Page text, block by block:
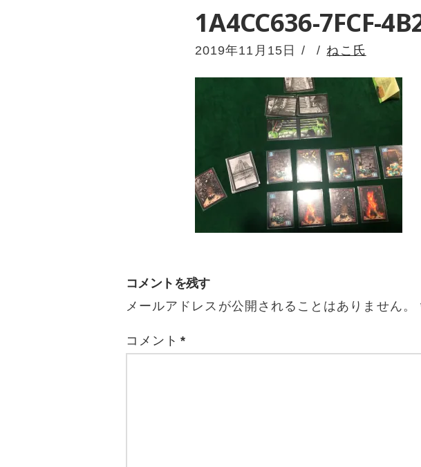
1A4CC636-7FCF-
2019年11月15日 ねこ氏
コメントを残す
メールアドレスが公開されることはありません。
コメント*